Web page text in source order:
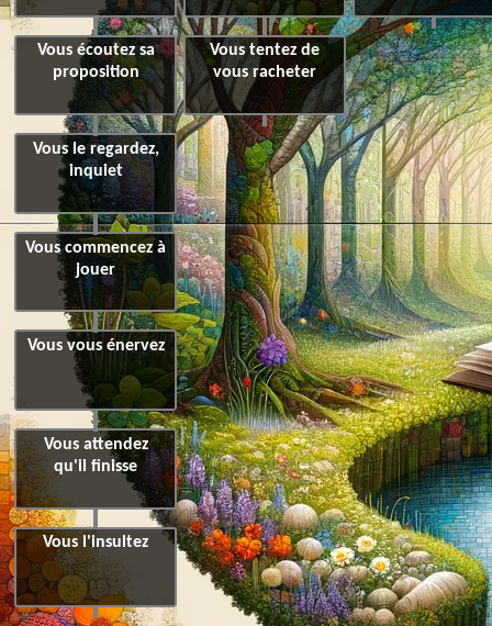
Vous écoutez sa
proposition
Vous le regardez,
inquiet
Vous commencez à
jouer
Vous vous énervez
Vous attendez
qu'il finisse
Vous l'insultez
Vous tentez de
vous racheter